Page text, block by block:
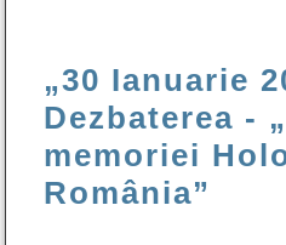
„30 Ianuarie
Dezbaterea -
memoriei
România”